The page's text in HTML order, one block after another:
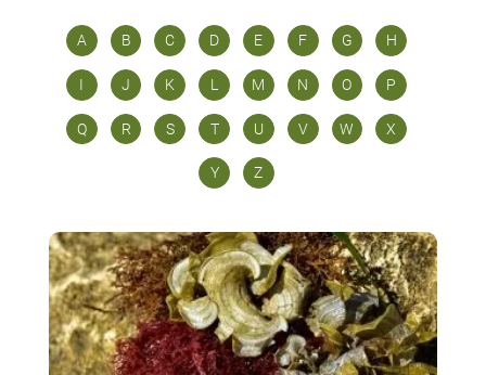
A B C D E F G H
I J K L M N O P
Q R S T U V W X
Y Z